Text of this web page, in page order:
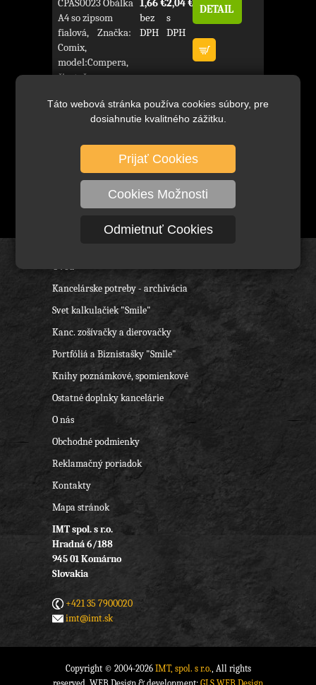
Táto webová stránka používa cookies súbory, pre
dosiahnutie kvalitného zážitku.
Prijať Cookies
Cookies Možnosti
Odmietnuť Cookies
CPAS0023 Obálka
A4 so zipsom
fialová, Značka:
Comix,
model:Compera,
čiastočne
KANCELÁRSKE
POTREBY
1,66 €
bez
DPH
2,04 €
s
DPH
DETAIL
Úvod
Kancelárske potreby - archivácia
Svet kalkulačiek "Smile"
Kanc. zošívačky a dierovačky
Portfóliá a Biznistašky "Smile"
Knihy poznámkové, spomienkové
Ostatné doplnky kancelárie
O nás
Obchodné podmienky
Reklamačný poriadok
Kontakty
Mapa stránok
IMT spol. s r.o.
Hradná 6/188
945 01 Komárno
Slovakia
+421 35 7900020
imt@imt.sk
Copyright © 2004-2026 IMT, spol. s r.o., All rights